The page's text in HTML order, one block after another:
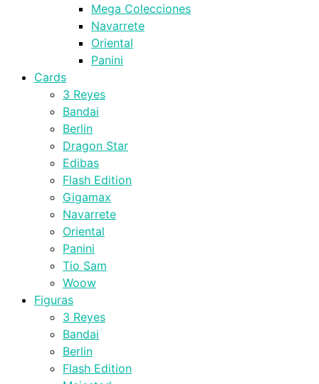
Mega Colecciones
Navarrete
Oriental
Panini
Cards
3 Reyes
Bandai
Berlin
Dragon Star
Edibas
Flash Edition
Gigamax
Navarrete
Oriental
Panini
Tio Sam
Woow
Figuras
3 Reyes
Bandai
Berlin
Flash Edition